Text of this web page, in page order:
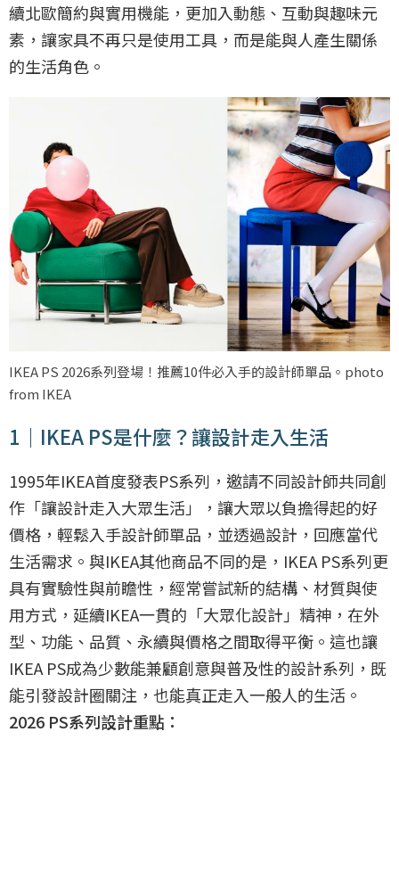
續北歐簡約與實用機能，更加入動態、互動與趣味元
素，讓家具不再只是使用工具，而是能與人產生關係
的生活角色。
IKEA PS 2026系列登場！推薦10件必入手的設計師單品。photo
from IKEA
1｜IKEA PS是什麼？讓設計走入生活
1995年IKEA首度發表PS系列，邀請不同設計師共同創
作「讓設計走入大眾生活」，讓大眾以負擔得起的好
價格，輕鬆入手設計師單品，並透過設計，回應當代
生活需求。與IKEA其他商品不同的是，IKEA PS系列更
具有實驗性與前瞻性，經常嘗試新的結構、材質與使
用方式，延續IKEA一貫的「大眾化設計」精神，在外
型、功能、品質、永續與價格之間取得平衡。這也讓
IKEA PS成為少數能兼顧創意與普及性的設計系列，既
能引發設計圈關注，也能真正走入一般人的生活。
2026 PS系列設計重點：